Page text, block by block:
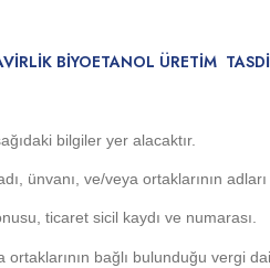
BİYOETANOL ÜRETİM
bilgiler yer alacaktır.
ünvanı, ve/veya ortaklarının
ticaret sicil kaydı ve numarası.
bağlı bulunduğu vergi